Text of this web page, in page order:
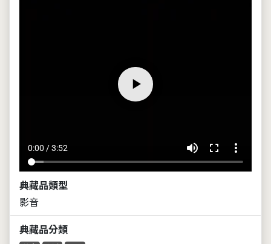
0:00 / 3:52 volume_up fullscreen more_vert
典藏品類型
影音
典藏品分類